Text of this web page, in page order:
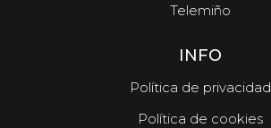
Telemiño
INFO
Política de privacidad
Política de cookies